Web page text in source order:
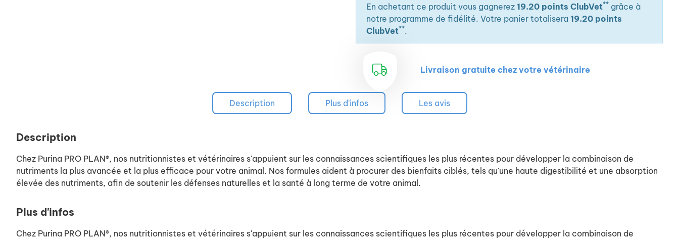
En achetant ce produit vous gagnerez 19.20 points ClubVet** grâce à
notre programme de fidélité. Votre panier totalisera 19.20 points
ClubVet**.
Livraison gratuite chez votre vétérinaire
Description Plus d'infos Les avis
Description
Chez Purina PRO PLAN®, nos nutritionnistes et vétérinaires s'appuient sur les connaissances scientifiques les plus récentes pour développer la combinaison de
nutriments la plus avancée et la plus efficace pour votre animal. Nos formules aident à procurer des bienfaits ciblés, tels qu'une haute digestibilité et une absorption
élevée des nutriments, afin de soutenir les défenses naturelles et la santé à long terme de votre animal.
Plus d'infos
Chez Purina PRO PLAN®, nos nutritionnistes et vétérinaires s'appuient sur les connaissances scientifiques les plus récentes pour développer la combinaison de